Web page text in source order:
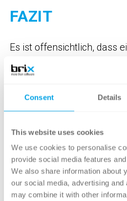
Consent Details
This website uses cookies
We use cookies to personalise
provide social media features
We also share information about
our social media, advertising
may combine it with other
FAZIT
Es ist offensichtlich, dass
Faktoren das
beeinflussen kann. Neben
Faktoren wie strategischen
Ressourcen spielen auch
eine bedeutende Rolle.
Marktdynamik,
gesetzliche und
Anforderungen sowie